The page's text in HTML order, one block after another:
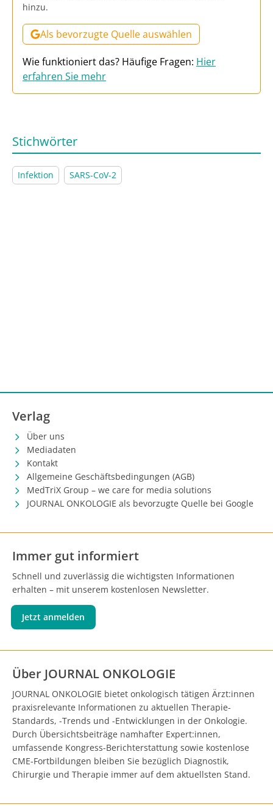
hinzu.
Als bevorzugte Quelle auswählen
Wie funktioniert das? Häufige Fragen: Hier
erfahren Sie mehr
Stichwörter
Infektion SARS-CoV-2
Verlag
Über uns
Mediadaten
Kontakt
Allgemeine Geschäftsbedingungen (AGB)
MedTriX Group – we care for media solutions
JOURNAL ONKOLOGIE als bevorzugte Quelle bei Google
Immer gut informiert
Schnell und zuverlässig die wichtigsten Informationen
erhalten – mit unserem kostenlosen Newsletter.
Jetzt anmelden
Über JOURNAL ONKOLOGIE
JOURNAL ONKOLOGIE bietet onkologisch tätigen Ärzt:innen
praxisrelevante Informationen zu aktuellen Therapie-
Standards, -Trends und -Entwicklungen in der Onkologie.
Durch Übersichtsbeiträge namhafter Expert:innen,
umfassende Kongress-Berichterstattung sowie kostenlose
CME-Fortbildungen bleiben Sie bezüglich Diagnostik,
Chirurgie und Therapie immer auf dem aktuellsten Stand.